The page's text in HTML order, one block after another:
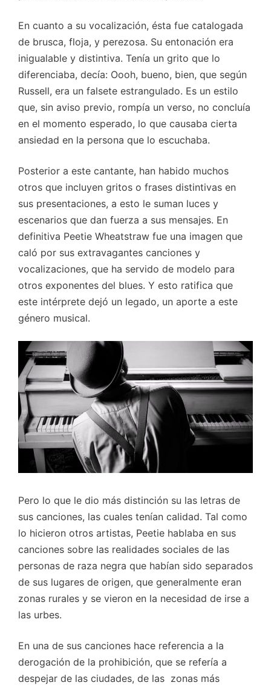
En cuanto a su vocalización, ésta fue catalogada
de brusca, floja, y perezosa. Su entonación era
inigualable y distintiva. Tenía un grito que lo
diferenciaba, decía: Oooh, bueno, bien, que según
Russell, era un falsete estrangulado. Es un estilo
que, sin aviso previo, rompía un verso, no concluía
en el momento esperado, lo que causaba cierta
ansiedad en la persona que lo escuchaba.
Posterior a este cantante, han habido muchos
otros que incluyen gritos o frases distintivas en
sus presentaciones, a esto le suman luces y
escenarios que dan fuerza a sus mensajes. En
definitiva Peetie Wheatstraw fue una imagen que
caló por sus extravagantes canciones y
vocalizaciones, que ha servido de modelo para
otros exponentes del blues. Y esto ratifica que
este intérprete dejó un legado, un aporte a este
género musical.
Pero lo que le dio más distinción su las letras de
sus canciones, las cuales tenían calidad. Tal como
lo hicieron otros artistas, Peetie hablaba en sus
canciones sobre las realidades sociales de las
personas de raza negra que habían sido separados
de sus lugares de origen, que generalmente eran
zonas rurales y se vieron en la necesidad de irse a
las urbes.
En una de sus canciones hace referencia a la
derogación de la prohibición, que se refería a
despejar de las ciudades, de las zonas más